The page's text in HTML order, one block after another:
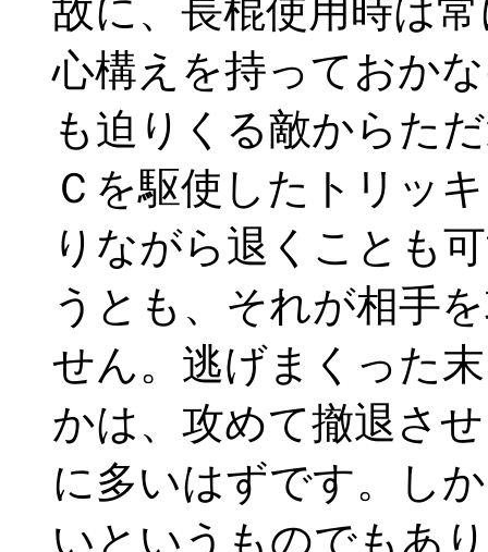
故に、長棍使用時は
心構えを持っておか
も迫りくる敵からた
Ｃを駆使したトリッ
りながら退くことも
うとも、それが相手
せん。逃げまくった
かは、攻めて撤退さ
に多いはずです。し
いというものでもあ